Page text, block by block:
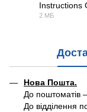
Instructions
2 МБ
Нова Пошта.
До поштоматів
До відділення